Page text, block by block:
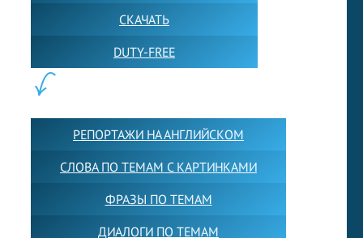
СКАЧАТЬ
DUTY-FREE
РЕПОРТАЖИ НА АНГЛИЙСКОМ
СЛОВА ПО ТЕМАМ С КАРТИНКАМИ
ФРАЗЫ ПО ТЕМАМ
ДИАЛОГИ ПО ТЕМАМ